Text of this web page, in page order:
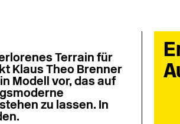
Terrain für
Klaus Theo Brenner
Modell vor, das auf
zu lassen. In